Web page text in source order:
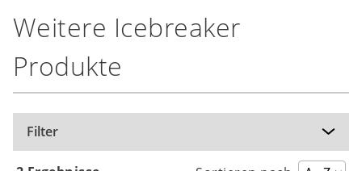
Kennenlernen und zur Auflockerung
Wohlbefinden
Balance: Körperspannung, Dehnung und
Atemkontrolle und Stütze
Stimme aufwecken
Weitere Icebreaker
Produkte
Filter